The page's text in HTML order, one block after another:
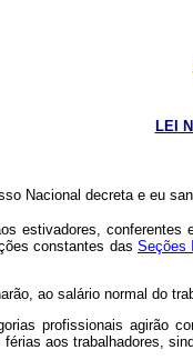
LEI
Nacional decreta e eu
estivadores,
constantes dasSeções
ao salário normal do
profissionais agirão
aos trabalhadores,